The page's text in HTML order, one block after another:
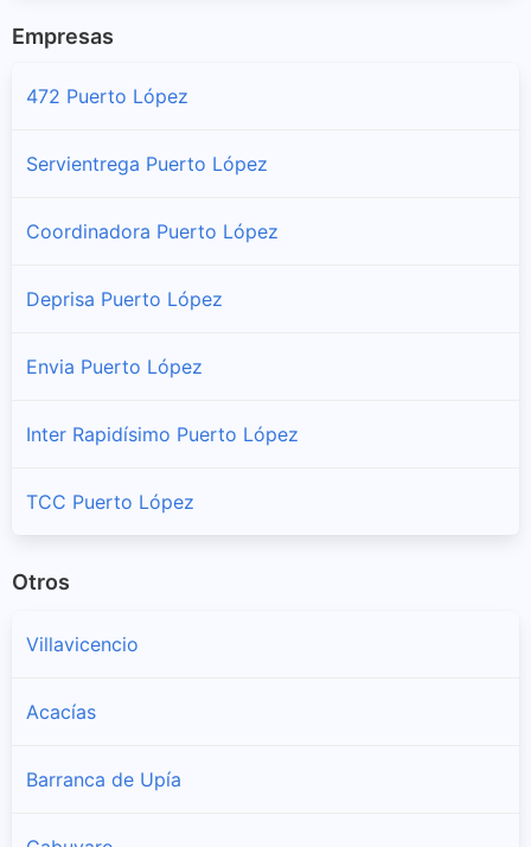
Empresas
472 Puerto López
Servientrega Puerto López
Coordinadora Puerto López
Deprisa Puerto López
Envia Puerto López
Inter Rapidísimo Puerto López
TCC Puerto López
Otros
Villavicencio
Acacías
Barranca de Upía